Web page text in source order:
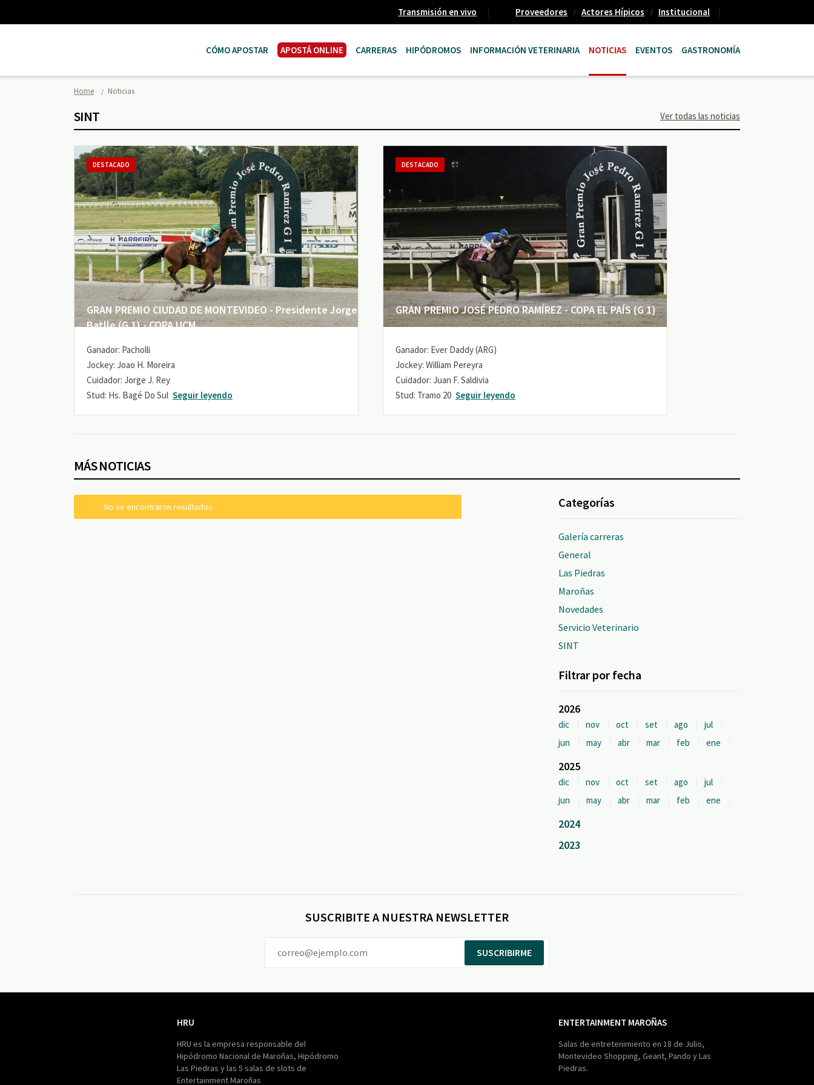
Transmisión en vivo Proveedores Actores Hípicos Institucional
CÓMO APOSTAR APOSTÁ ONLINE CARRERAS HIPÓDROMOS INFORMACIÓN VETERINARIA NOTICIAS EVENTOS GASTRONOMÍA
Home Noticias
SINT Ver todas las noticias
GRAN PREMIO CIUDAD DE MONTEVIDEO - Presidente Jorge
Batlle (G 1) - COPA UCM
DESTACADO
Ganador: Pacholli
Jockey: Joao H. Moreira
Cuidador: Jorge J. Rey
Stud: Hs. Bagé Do Sul Seguir leyendo
GRAN PREMIO JOSÉ PEDRO RAMÍREZ - COPA EL PAÍS (G 1)
DESTACADO
Ganador: Ever Daddy (ARG)
Jockey: William Pereyra
Cuidador: Juan F. Saldivia
Stud: Tramo 20 Seguir leyendo
MÁS NOTICIAS
No se encontraron resultados Categorías
Galería carreras
General
Las Piedras
Maroñas
Novedades
Servicio Veterinario
SINT
Filtrar por fecha
2026
dic nov oct set ago
jul
jun
may abr mar feb ene
2025
dic nov oct set ago
jul
jun
may abr mar feb ene
2024
2023
SUSCRIBITE A NUESTRA NEWSLETTER
SUSCRIBIRME
HRU
HRU es la empresa responsable del
Hipódromo Nacional de Maroñas, Hipódromo
Las Piedras y las 5 salas de slots de
Entertainment Maroñas
ENTERTAINMENT MAROÑAS
Salas de entretenimiento en 18 de Julio,
Montevideo Shopping, Geant, Pando y Las
Piedras.